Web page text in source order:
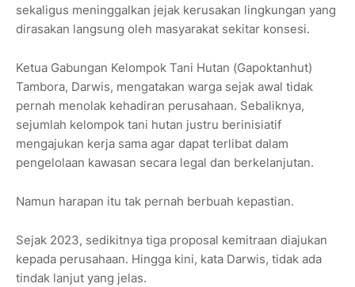
sekaligus meninggalkan jejak kerusakan lingkungan yang
dirasakan langsung oleh masyarakat sekitar konsesi.
Ketua Gabungan Kelompok Tani Hutan (Gapoktanhut)
Tambora, Darwis, mengatakan warga sejak awal tidak
pernah menolak kehadiran perusahaan. Sebaliknya,
sejumlah kelompok tani hutan justru berinisiatif
mengajukan kerja sama agar dapat terlibat dalam
pengelolaan kawasan secara legal dan berkelanjutan.
Namun harapan itu tak pernah berbuah kepastian.
Sejak 2023, sedikitnya tiga proposal kemitraan diajukan
kepada perusahaan. Hingga kini, kata Darwis, tidak ada
tindak lanjut yang jelas.